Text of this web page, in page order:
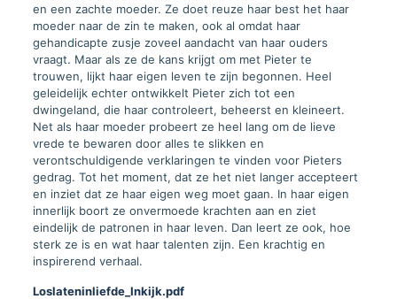
en een zachte moeder. Ze doet reuze haar best het haar
moeder naar de zin te maken, ook al omdat haar
gehandicapte zusje zoveel aandacht van haar ouders
vraagt. Maar als ze de kans krijgt om met Pieter te
trouwen, lijkt haar eigen leven te zijn begonnen. Heel
geleidelijk echter ontwikkelt Pieter zich tot een
dwingeland, die haar controleert, beheerst en kleineert.
Net als haar moeder probeert ze heel lang om de lieve
vrede te bewaren door alles te slikken en
verontschuldigende verklaringen te vinden voor Pieters
gedrag. Tot het moment, dat ze het niet langer accepteert
en inziet dat ze haar eigen weg moet gaan. In haar eigen
innerlijk boort ze onvermoede krachten aan en ziet
eindelijk de patronen in haar leven. Dan leert ze ook, hoe
sterk ze is en wat haar talenten zijn. Een krachtig en
inspirerend verhaal.
Loslateninliefde_Inkijk.pdf